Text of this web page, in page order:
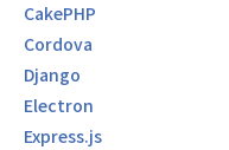
CakePHP
Cordova
Django
Electron
Express.js